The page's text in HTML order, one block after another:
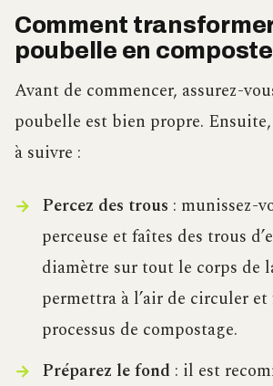
Comment
poubelle en
Avant de commencer, assurez-
poubelle est bien propre.
à suivre :
Percez des trous : munissez-
perceuse et faîtes des trous
diamètre sur tout le corps de
permettra à l’air de circuler et
processus de compostage.
Préparez le fond: il est